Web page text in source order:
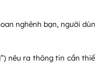
nghênh bạn, người
nêu ra thông tin cần